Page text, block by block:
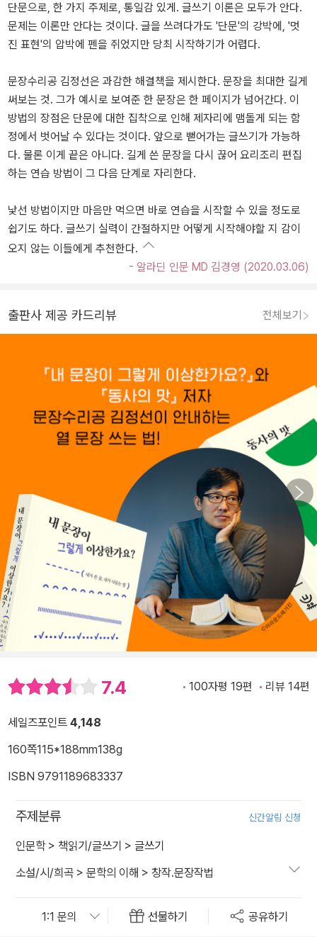
단문으로, 한 가지 주제로, 통일감 있게. 글쓰기 이론은 모두가 안다.
문제는 이론만 안다는 것이다. 글을 쓰려다가도 '단문'의 강박에, '멋
진 표현'의 압박에 펜을 쥐었지만 당최 시작하기가 어렵다.
문장수리공 김정선은 과감한 해결책을 제시한다. 문장을 최대한 길게
써보는 것. 그가 예시로 보여준 한 문장은 한 페이지가 넘어간다. 이
방법의 장점은 단문에 대한 집착으로 인해 제자리에 맴돌게 되는 함
정에서 벗어날 수 있다는 것이다. 앞으로 뻗어가는 글쓰기가 가능하
다. 물론 이게 끝은 아니다. 길게 쓴 문장을 다시 끊어 요리조리 편집
하는 연습 방법이 그 다음 단계로 자리한다.
낯선 방법이지만 마음만 먹으면 바로 연습을 시작할 수 있을 정도로
쉽기도 하다. 글쓰기 실력이 간절하지만 어떻게 시작해야할 지 감이
오지 않는 이들에게 추천한다.
- 알라딘 인문 MD 김경영 (2020.03.06)
출판사 제공 카드리뷰 전체보기
7.4 100자평 19편 리뷰 14편
세일즈포인트 4,148
160쪽115*188mm138g
ISBN 9791189683337
주제분류 신간알림 신청
인문학> 책읽기/글쓰기 > 글쓰기
소설/시/희곡 > 문학의 이해 > 창작.문장작법
선물하기 공유하기